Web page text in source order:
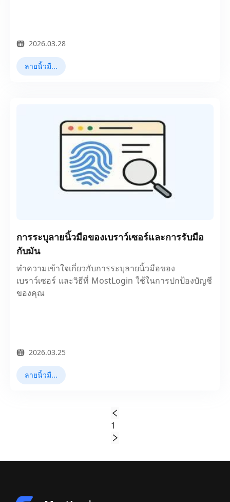
2026.03.28
ลายนิ้วมือเบราว์เซอร์
การระบุลายนิ้วมือของเบราว์เซอร์และการรับมือ
กับมัน
ทำความเข้าใจเกี่ยวกับการระบุลายนิ้วมือของ
เบราว์เซอร์ และวิธีที่ MostLogin ใช้ในการปกป้องบัญชี
ของคุณ
2026.03.25
ลายนิ้วมือเบราว์เซอร์
1